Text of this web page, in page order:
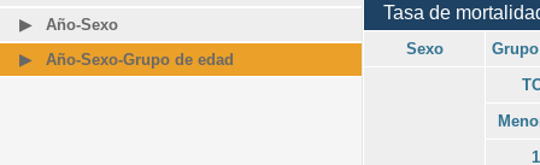
Año-Sexo
Año-Sexo-Grupo de edad
Tasa de
Sexo